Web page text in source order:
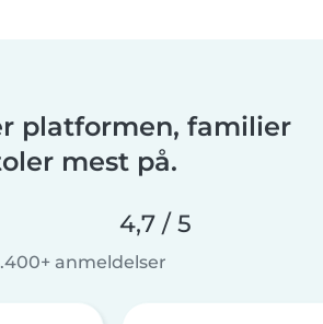
platformen, familier
mest på.
4,7 / 5
anmeldelser